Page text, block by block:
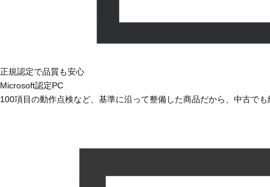
正規認定で品質も安心
Microsoft認定PC
100項目の動作点検など、基準に沿って整備した商品だから、中古で